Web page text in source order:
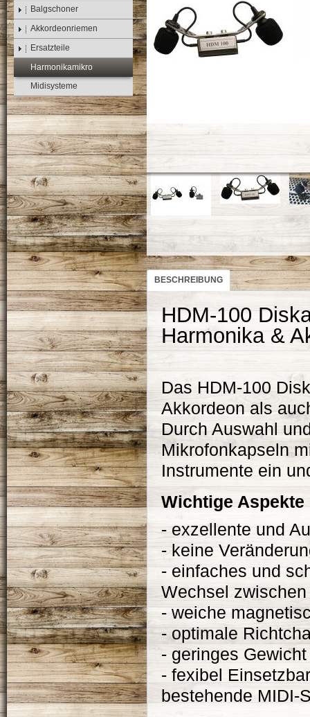
Balgschoner
Akkordeonriemen
Ersatzteile
Harmonikamikro
Midisysteme
BESCHREIBUNG
HDM-100
Harmonika &
Das HDM-100
Akkordeon als
Durch Auswahl
Mikrofonkapseln
Instrumente ein
Wichtige Aspekte
- exzellente und
- keine
- einfaches und
Wechsel
- weiche
- optimale
- geringes Gewicht
- fexibel
bestehende MIDI-